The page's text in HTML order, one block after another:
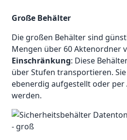
Große Behälter
Die großen Behälter sind
Mengen über 60 Aktenordner
Einschränkung: Diese
über Stufen transportieren.
ebenerdig aufgestellt oder
werden.